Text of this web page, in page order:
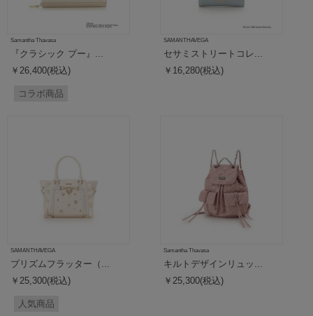
Samantha Thavasa
『クラシック プー』...
￥26,400(税込)
コラボ商品
SAMANTHAVEGA
セサミストリートコレ...
￥16,280(税込)
SAMANTHAVEGA
プリズムフラッター（...
￥25,300(税込)
人気商品
Samantha Thavasa
キルトデザインリュッ...
￥25,300(税込)